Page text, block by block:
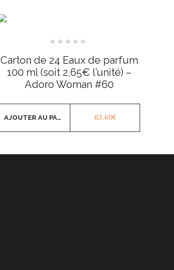
sur
5
Carton de 24 Eaux de parfum
100 ml (soit 2,65€ l’unité) –
Adoro Woman #60
63.60€
AJOUTER AU PANIER